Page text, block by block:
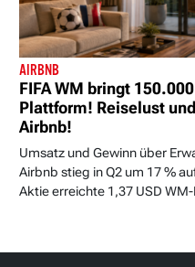
AIRBNB
FIFA WM bringt
Plattform! Reiselust
Airbnb!
Umsatz und Gewinn über
Airbnb stieg in Q2 um 17 %
Aktie erreichte 1,37 USD